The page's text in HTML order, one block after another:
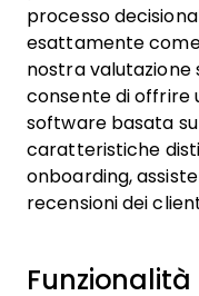
processo
esattamente
nostra valutazione
consente di offrire
software basata
caratteristiche
onboarding,
recensioni dei